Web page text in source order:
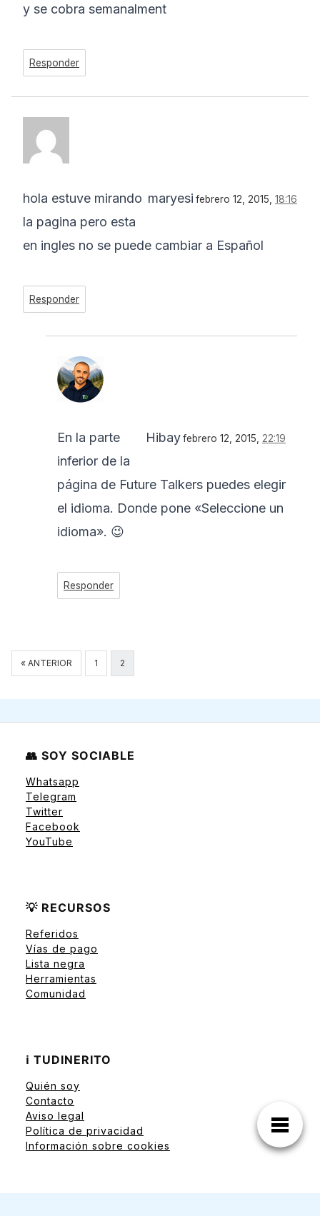
y se cobra semanalment
Responder
maryesi febrero 12, 2015, 18:16
hola estuve mirando
la pagina pero esta
en ingles no se puede cambiar a Español
Responder
Hibayfebrero 12, 2015, 22:19
En la parte
inferior de la
página de Future Talkers puedes elegir
el idioma. Donde pone «Seleccione un
idioma». 😉
Responder
Navegación
de
« ANTERIOR 1 2
👥 SOY SOCIABLE
Whatsapp
Telegram
Twitter
Facebook
YouTube
💡 RECURSOS
Referidos
Vías de pago
Lista negra
Herramientas
Comunidad
ℹ️ TUDINERITO
Quién soy
Contacto
Aviso legal
Política de privacidad
Información sobre cookies